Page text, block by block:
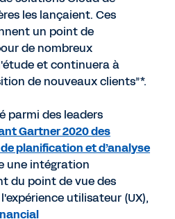
les lançaient. Ces
un point de
de nombreux
et continuera à
de nouveaux clients”*.
parmi des leaders
Gartner 2020 des
planification et d’analyse
une intégration
du point de vue des
utilisateur (UX),